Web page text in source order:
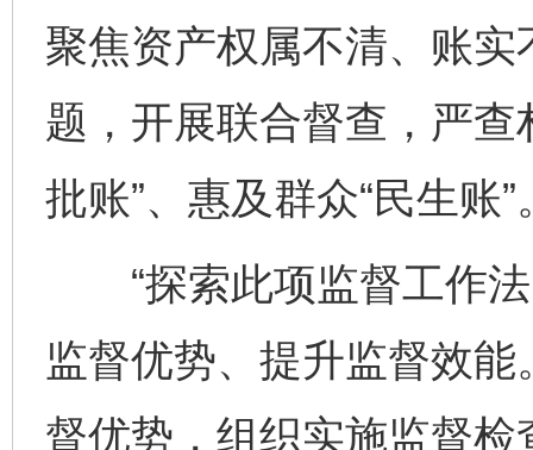
聚焦资产权属不清、账
题，开展联合督查，严查
批账”、惠及群众“民生账”
“探索此项监督工作法
监督优势、提升监督效
督优势，组织实施监督